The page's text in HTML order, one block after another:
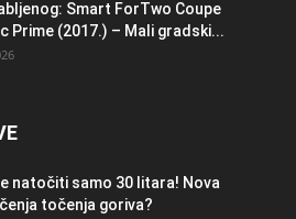
Smart ForTwo Coupe
Prime (2017.) – Mali gradski...
natočiti samo 30 litara! Nova
točenja goriva?